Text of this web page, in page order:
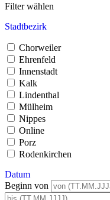
Filter wählen
Stadtbezirk
Chorweiler
Ehrenfeld
Innenstadt
Kalk
Lindenthal
Mülheim
Nippes
Online
Porz
Rodenkirchen
Datum
Beginn von